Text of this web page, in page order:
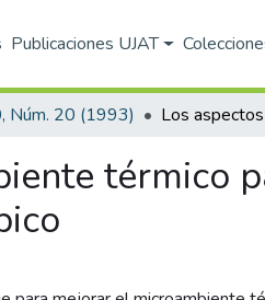
Publicaciones UJAT
Núm. 20 (1993)
térmico